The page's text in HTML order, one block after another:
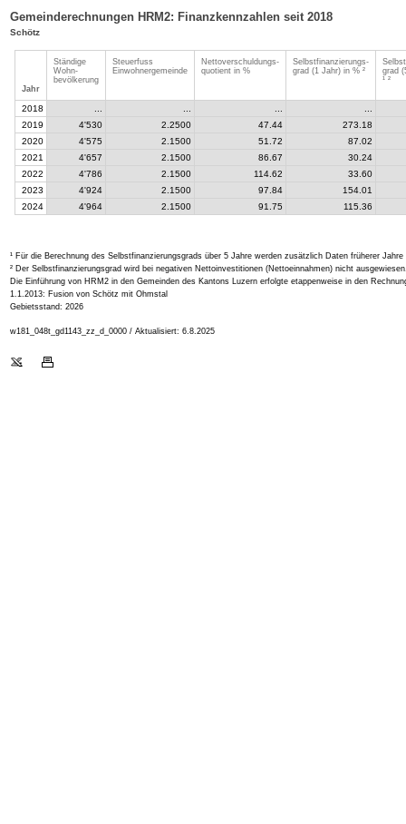
Gemeinderechnungen HRM2: Finanzkennzahlen seit 2018
Schötz
Jahr
Ständige
Wohn-
bevölkerung
Steuerfuss
Einwohnergemeinde
Nettoverschuldungs-
quotient in %
Selbstfinanzierungs-
grad (1 Jahr) in % ²
grad
¹
2018
2019
4'530 2.2500 47.44
273.18
2020
4'575 2.1500 51.72
87.02
2021
4'657 2.1500 86.67
30.24
2022
4'786 2.1500 114.62
33.60
2023
4'924 2.1500 97.84
154.01
2024
4'964 2.1500 91.75 115.36
¹ Für die Berechnung des Selbstfinanzierungsgrads über 5 Jahre werden zusätzlich Daten früherer
² Der Selbstfinanzierungsgrad wird bei negativen Nettoinvestitionen (Nettoeinnahmen) nicht
Die Einführung von HRM2 in den Gemeinden des Kantons Luzern erfolgte etappenweise in den
1.1.2013: Fusion von Schötz mit Ohmstal
Gebietsstand: 2026
w181_048t_gd1143_zz_d_0000 / Aktualisiert: 6.8.2025